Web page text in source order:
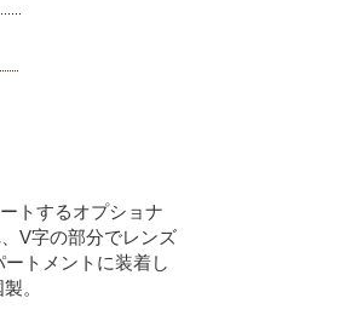
トするオプショナ
V字の部分でレンズ
トメントに装着し
。